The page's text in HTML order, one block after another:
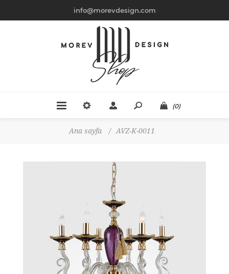
info@morevdesign.com
(0)
Ana sayfa / AVZ-K-0011